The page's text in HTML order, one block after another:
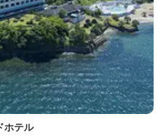
ホテル